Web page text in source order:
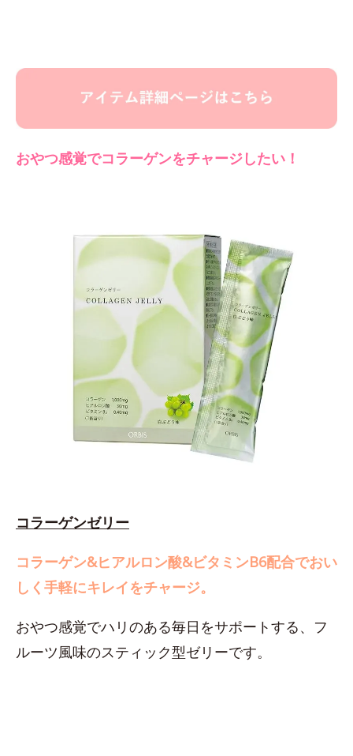
おやつ感覚でコラーゲンをチャージしたい！
コラーゲンゼリー
コラーゲン&ヒアルロン酸&ビタミンB6配合でおい
しく手軽にキレイをチャージ。
おやつ感覚でハリのある毎日をサポートする、フ
ルーツ風味のスティック型ゼリーです。